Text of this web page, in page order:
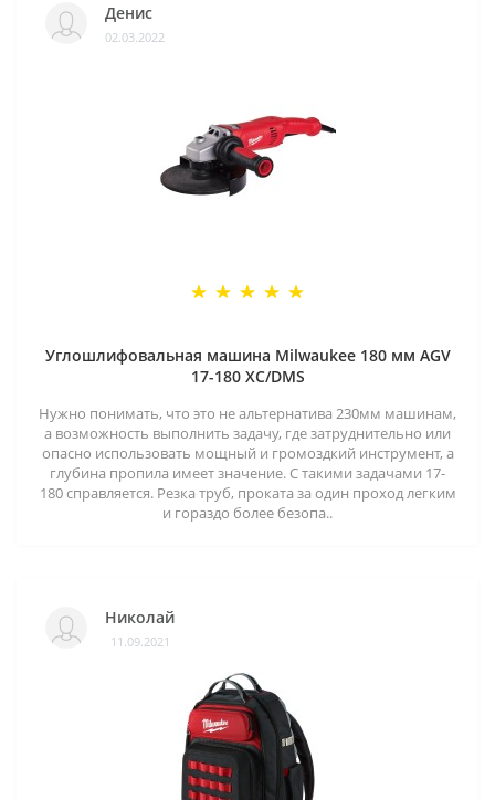
Денис
02.03.2022
Углошлифовальная машина Milwaukee 180 мм AGV
17-180 XC/DMS
Нужно понимать, что это не альтернатива 230мм машинам,
а возможность выполнить задачу, где затруднительно или
опасно использовать мощный и громоздкий инструмент, а
глубина пропила имеет значение. С такими задачами 17-
180 справляется. Резка труб, проката за один проход легким
и гораздо более безопа..
Николай
11.09.2021